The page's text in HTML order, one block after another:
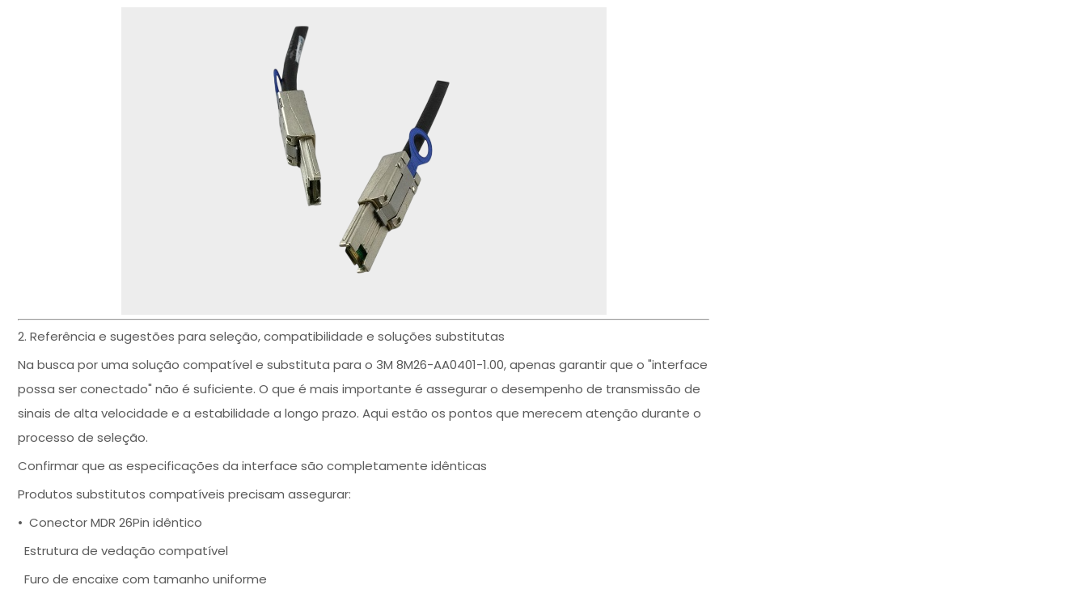
2. Referência e sugestões para seleção, compatibilidade e soluções substitutas
Na busca por uma solução compatível e substituta para o 3M 8M26-AA0401-1.00, apenas garantir que o "interface
possa ser conectado" não é suficiente. O que é mais importante é assegurar o desempenho de transmissão de
sinais de alta velocidade e a estabilidade a longo prazo. Aqui estão os pontos que merecem atenção durante o
processo de seleção.
Confirmar que as especificações da interface são completamente idênticas
Produtos substitutos compatíveis precisam assegurar:
• Conector MDR 26Pin idêntico
Estrutura de vedação compatível
Furo de encaixe com tamanho uniforme